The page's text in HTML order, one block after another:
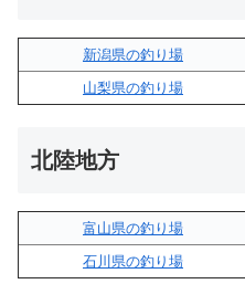
新潟県の釣り場
山梨県の釣り場
北陸地方
富山県の釣り場
石川県の釣り場